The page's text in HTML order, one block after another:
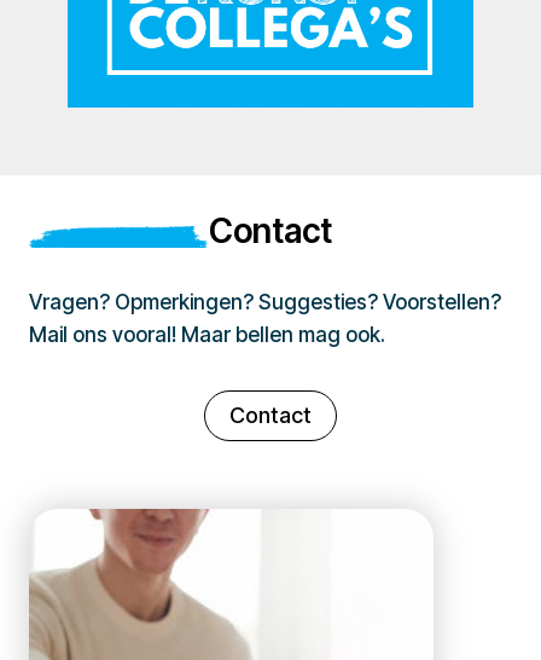
Contact
Vragen? Opmerkingen? Suggesties? Voorstellen?
Mail ons vooral! Maar bellen mag ook.
Contact